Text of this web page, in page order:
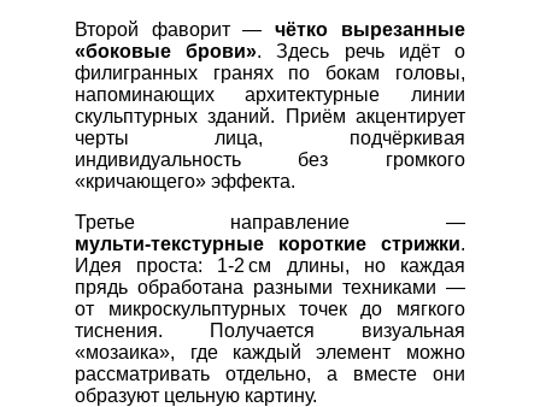
Второй фаворит —чётко вырезанные
«боковые брови». Здесь речь идёт о
филигранных гранях по бокам головы,
напоминающих архитектурные линии
скульптурных зданий. Приём акцентирует
черты лица, подчёркивая
индивидуальность без громкого
«кричающего» эффекта.
Третье направление —
мульти‑текстурные короткие стрижки.
Идея проста: 1‑2 см длины, но каждая
прядь обработана разными техниками —
от микроскульптурных точек до мягкого
тиснения. Получается визуальная
«мозаика», где каждый элемент можно
рассматривать отдельно, а вместе они
образуют цельную картину.